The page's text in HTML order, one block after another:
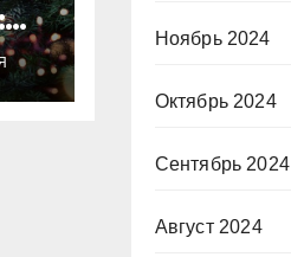
Ноябрь 2024
Октябрь 2024
Сентябрь 2024
Август 2024